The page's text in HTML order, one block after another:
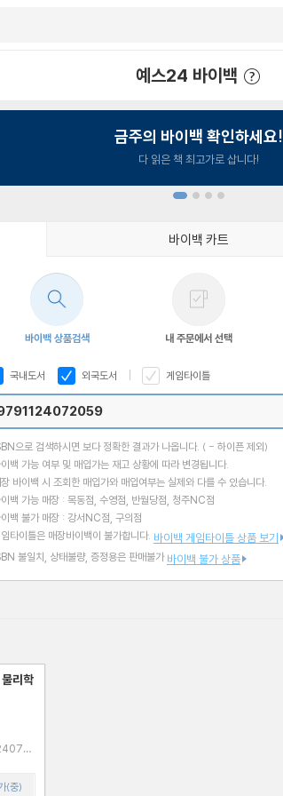
예스24 바이백
금주의 바이백 확인하세요!
다 읽은 책 최고가로 삽니다!
바이백 카트
바이백 상품검색 내 주문에서 선택
국내도서 외국도서 게임타이틀
으로 검색하시면 보다 정확한 결과가 나옵니다. ( - 하이픈 제외)
백 가능 여부 및 매입가는 재고 상황에 따라 변경됩니다.
바이백 시 조회한 매입가와 매입여부는 실제와 다를 수 있습니다.
백 가능 매장 : 목동점, 수영점, 반월당점, 청주NC점
백 불가 매장 : 강서NC점, 구의점
타이틀은 매장바이백이 불가합니다. 바이백 게임타이틀 상품 보기
불일치, 상태불량, 증정용은 판매불가 바이백 불가 상품
리학
(중)